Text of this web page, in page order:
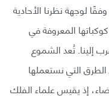
لوجهة نظرنا الأحادية
المعروفة في
إلينا. تُعد الشموع
التي نستعملها
إذ يقيس علماء الفلك